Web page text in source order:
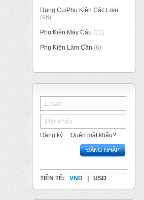
Dụng Cụ/Phụ Kiện Các Loại
(96)
Phụ Kiện Máy Câu (11)
Phụ Kiện Làm Cần (6)
Đăng ký Quên mật khẩu?
ĐĂNG NHẬP
TIỀN TỆ: VND USD